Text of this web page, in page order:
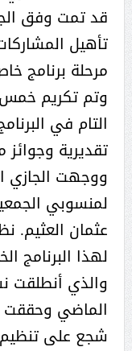
قد تمت وفق
تأهيل
مرحلة برنامج
وتم تكريم
التام في
تقديرية وجوائز
ووجهت الجازي
لمنسوبي
عثمان العثيم.
لهذا البرنامج
والذي أنطلقت
الماضي وحققت
شجع على تنظيم